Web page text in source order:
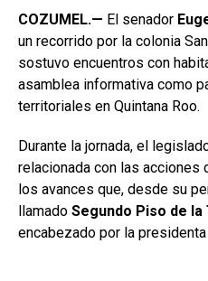
COZUMEL.— El senador
un recorrido por la colonia
sostuvo encuentros con
asamblea informativa como
territoriales en Quintana Roo.
Durante la jornada, el
relacionada con las acciones
los avances que, desde su
llamado Segundo Piso de
encabezado por la presidenta